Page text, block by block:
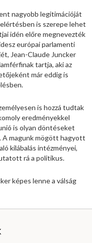
nagyobb legitimációját
is szerepe lehet
idén előre megnevezték
európai parlamenti
Jean-Claude Juncker
tartja, aki az
már eddig is
is hozzá tudtak
eredményekkel
is olyan döntéseket
A magunk mögött hagyott
kilábalás intézményei,
rá a politikus.
képes lenne a válság